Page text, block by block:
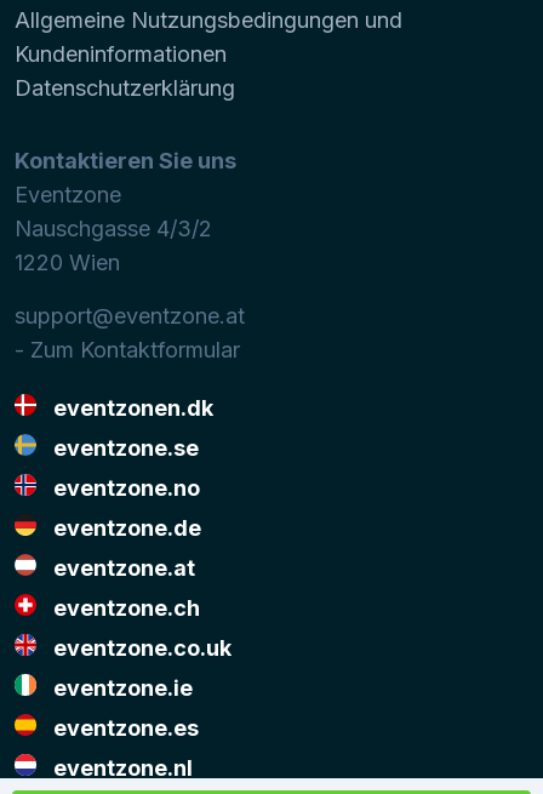
Allgemeine Nutzungsbedingungen und
Kundeninformationen
Datenschutzerklärung
Kontaktieren Sie uns
Eventzone
Nauschgasse 4/3/2
1220 Wien
support@eventzone.at
- Zum Kontaktformular
eventzonen.dk
eventzone.se
eventzone.no
eventzone.de
eventzone.at
eventzone.ch
eventzone.co.uk
eventzone.ie
eventzone.es
eventzone.nl